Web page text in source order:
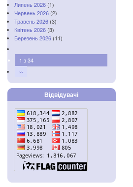
Липень 2026 (1)
Червень 2026 (2)
Травень 2026 (3)
Квітень 2026 (3)
Березень 2026 (11)
1 з 34
››
Відвідувачі